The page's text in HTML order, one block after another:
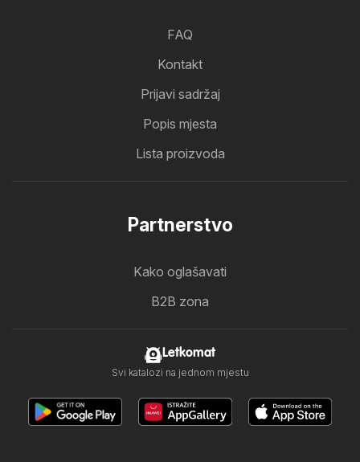
FAQ
Kontakt
Prijavi sadržaj
Popis mjesta
Lista proizvoda
Partnerstvo
Kako oglašavati
B2B zona
Letkomat
Svi katalozi na jednom mjestu